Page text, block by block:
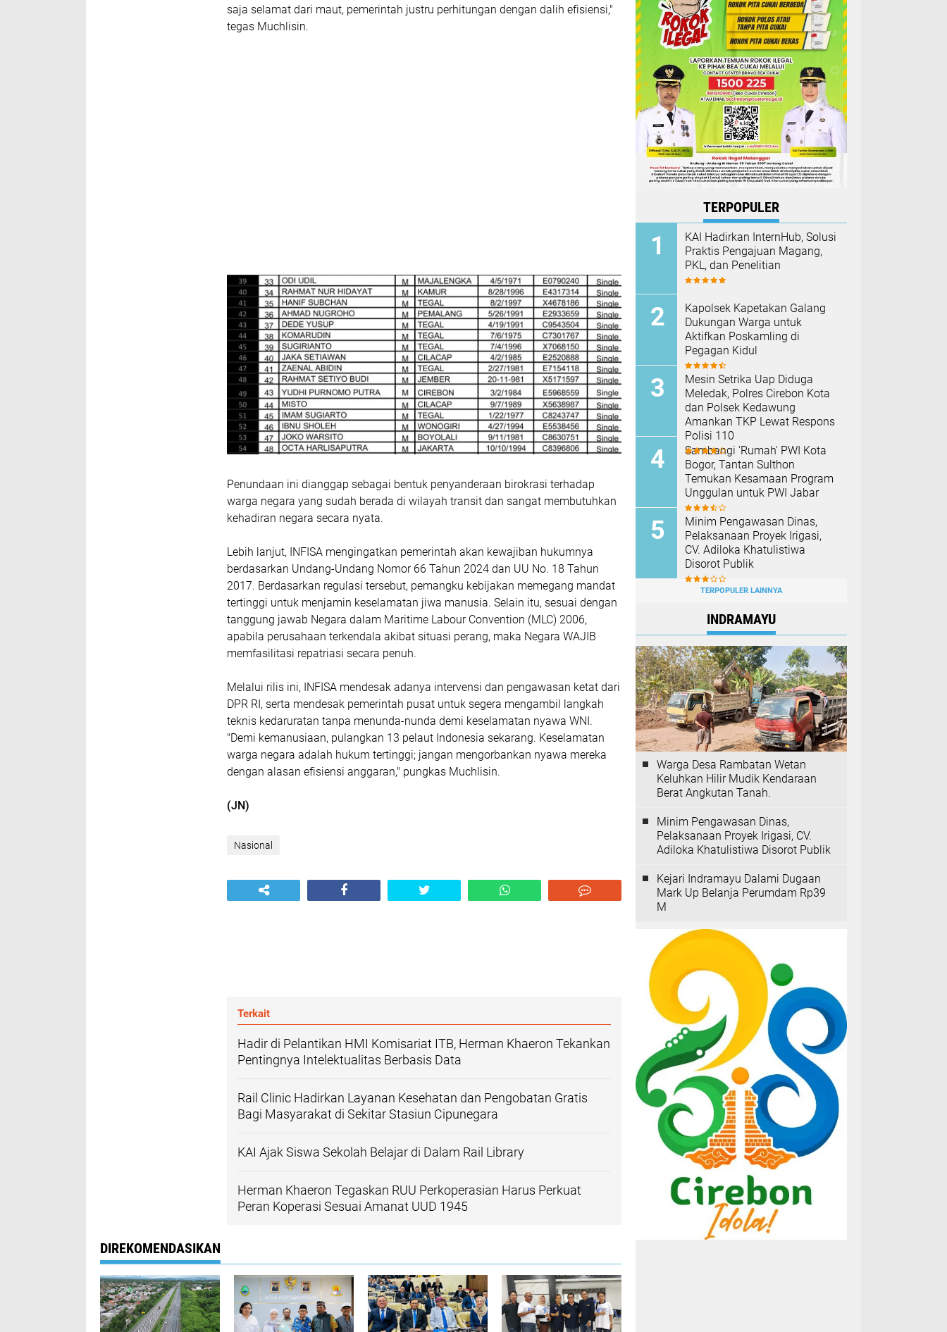
saja selamat dari maut, pemerintah justru perhitungan dengan dalih efisiensi,"
tegas Muchlisin.
Penundaan ini dianggap sebagai bentuk penyanderaan birokrasi terhadap
warga negara yang sudah berada di wilayah transit dan sangat membutuhkan
kehadiran negara secara nyata.
Lebih lanjut, INFISA mengingatkan pemerintah akan kewajiban hukumnya
berdasarkan Undang-Undang Nomor 66 Tahun 2024 dan UU No. 18 Tahun
2017. Berdasarkan regulasi tersebut, pemangku kebijakan memegang mandat
tertinggi untuk menjamin keselamatan jiwa manusia. Selain itu, sesuai dengan
tanggung jawab Negara dalam Maritime Labour Convention (MLC) 2006,
apabila perusahaan terkendala akibat situasi perang, maka Negara WAJIB
memfasilitasi repatriasi secara penuh.
Melalui rilis ini, INFISA mendesak adanya intervensi dan pengawasan ketat dari
DPR RI, serta mendesak pemerintah pusat untuk segera mengambil langkah
teknis kedaruratan tanpa menunda-nunda demi keselamatan nyawa WNI.
"Demi kemanusiaan, pulangkan 13 pelaut Indonesia sekarang. Keselamatan
warga negara adalah hukum tertinggi; jangan mengorbankan nyawa mereka
dengan alasan efisiensi anggaran," pungkas Muchlisin.
(JN)
Nasional
Terkait
Hadir di Pelantikan HMI Komisariat ITB, Herman Khaeron Tekankan
Pentingnya Intelektualitas Berbasis Data
Rail Clinic Hadirkan Layanan Kesehatan dan Pengobatan Gratis
Bagi Masyarakat di Sekitar Stasiun Cipunegara
KAI Ajak Siswa Sekolah Belajar di Dalam Rail Library
Herman Khaeron Tegaskan RUU Perkoperasian Harus Perkuat
Peran Koperasi Sesuai Amanat UUD 1945
DIREKOMENDASIKAN
TERPOPULER
KAI Hadirkan InternHub, Solusi
Praktis Pengajuan Magang,
PKL, dan Penelitian
Kapolsek Kapetakan Galang
Dukungan Warga untuk
Aktifkan Poskamling di
Pegagan Kidul
Mesin Setrika Uap Diduga
Meledak, Polres Cirebon Kota
dan Polsek Kedawung
Amankan TKP Lewat Respons
Polisi 110
Sambangi 'Rumah' PWI Kota
Bogor, Tantan Sulthon
Temukan Kesamaan Program
Unggulan untuk PWI Jabar
Minim Pengawasan Dinas,
Pelaksanaan Proyek Irigasi,
CV. Adiloka Khatulistiwa
Disorot Publik
TERPOPULER LAINNYA
INDRAMAYU
Warga Desa Rambatan Wetan
Keluhkan Hilir Mudik Kendaraan
Berat Angkutan Tanah.
Minim Pengawasan Dinas,
Pelaksanaan Proyek Irigasi, CV.
Adiloka Khatulistiwa Disorot Publik
Kejari Indramayu Dalami Dugaan
Mark Up Belanja Perumdam Rp39
M